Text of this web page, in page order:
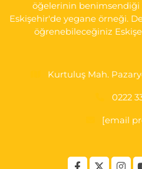
öğelerinin benimsendiği
Eskişehir'de yegane örneği.
öğrenebileceğiniz
Kurtuluş Mah.
0222
[email